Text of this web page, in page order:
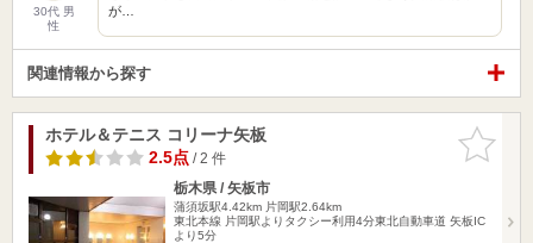
30代 男
性
が…
関連情報から探す
お気に入
りに追加
ホテル＆テニス コリーナ矢板
2.5点/ 2 件
栃木県 / 矢板市
蒲須坂駅4.42km 片岡駅2.64km
東北本線 片岡駅よりタクシー利用4分東北自動車道 矢板IC
より5分